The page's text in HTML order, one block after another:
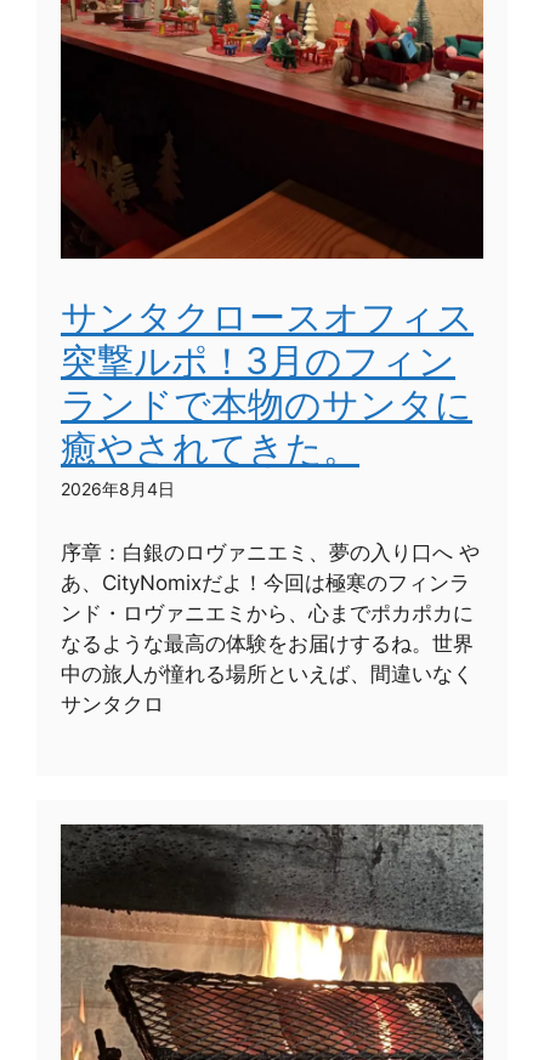
サンタクロースオフィス
突撃ルポ！3月のフィン
ランドで本物のサンタに
癒やされてきた。
2026年8月4日
序章：白銀のロヴァニエミ、夢の入り口へ や
あ、CityNomixだよ！今回は極寒のフィンラ
ンド・ロヴァニエミから、心までポカポカに
なるような最高の体験をお届けするね。世界
中の旅人が憧れる場所といえば、間違いなく
サンタクロ